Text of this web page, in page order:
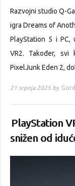
Razvojni studio Q-
igra Dreams of
PlayStation 5 i PC,
VR2. Također,
PixelJunk Eden 2,
21 srpnja 2025 by
PlayStation
snižen od